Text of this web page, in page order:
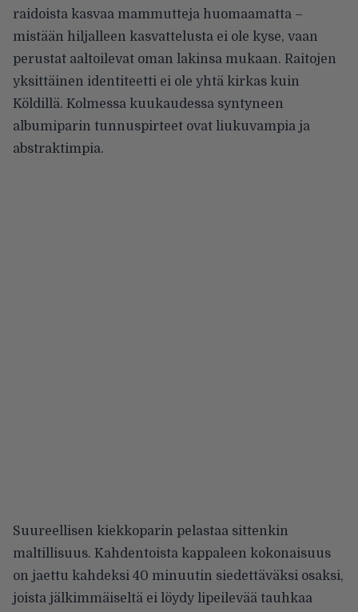
raidoista kasvaa mammutteja huomaamatta –
mistään hiljalleen kasvattelusta ei ole kyse, vaan
perustat aaltoilevat oman lakinsa mukaan. Raitojen
yksittäinen identiteetti ei ole yhtä kirkas kuin
Köldillä. Kolmessa kuukaudessa syntyneen
albumiparin tunnuspirteet ovat liukuvampia ja
abstraktimpia.
Suureellisen kiekkoparin pelastaa sittenkin
maltillisuus. Kahdentoista kappaleen kokonaisuus
on jaettu kahdeksi 40 minuutin siedettäväksi osaksi,
joista jälkimmäiseltä ei löydy lipeilevää tauhkaa